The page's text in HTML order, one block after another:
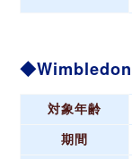
Wimbledon
対象年齢
期間